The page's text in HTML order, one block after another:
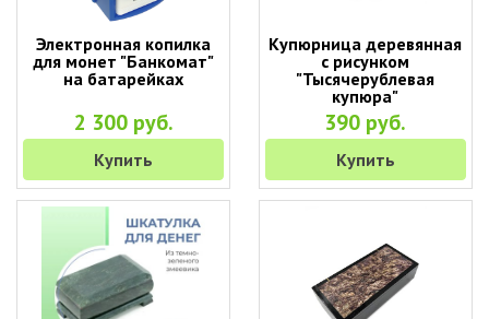
Электронная копилка
для монет "Банкомат"
на батарейках
2 300 руб.
Купить
Купюрница деревянная
с рисунком
"Тысячерублевая
купюра"
390 руб.
Купить